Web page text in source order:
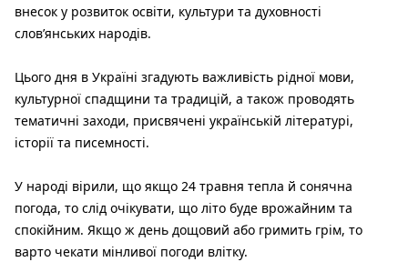
внесок у розвиток освіти, культури та духовності
слов’янських народів.
Цього дня в Україні згадують важливість рідної мови,
культурної спадщини та традицій, а також проводять
тематичні заходи, присвячені українській літературі,
історії та писемності.
У народі вірили, що якщо 24 травня тепла й сонячна
погода, то слід очікувати, що літо буде врожайним та
спокійним. Якщо ж день дощовий або гримить грім, то
варто чекати мінливої погоди влітку.